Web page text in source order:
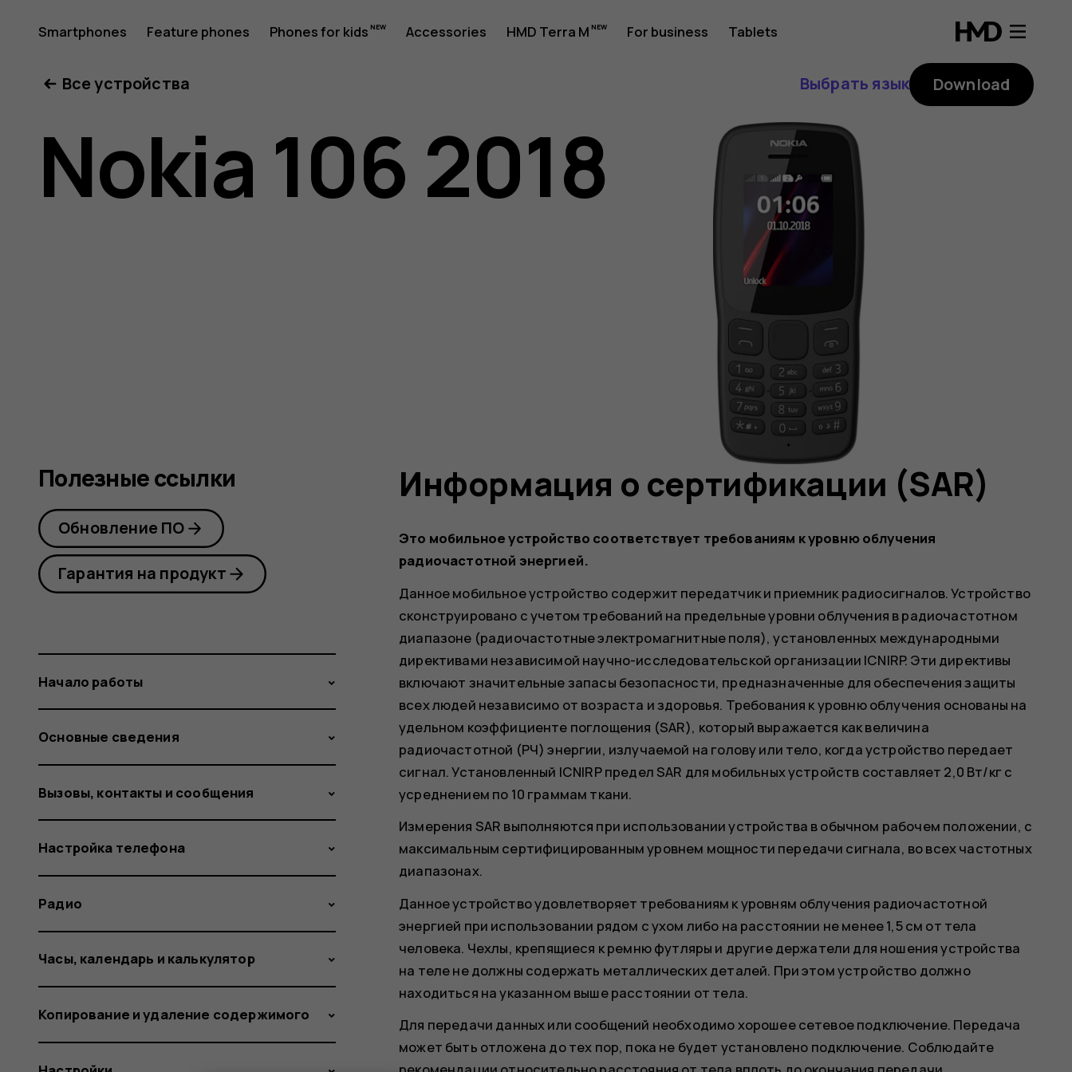
Nokia
106
(2018)
Smartphones Feature phones Phones for kids Accessories HMD Terra M For business Tablets
Все устройства Выбрать язык Download
Nokia 106 2018
Информация о сертификации (SAR)
Это мобильное устройство соответствует требованиям к уровню облучения
радиочастотной энергией.
Данное мобильное устройство содержит передатчик и приемник радиосигналов. Устройство
сконструировано с учетом требований на предельные уровни облучения в радиочастотном
диапазоне (радиочастотные электромагнитные поля), установленных международными
директивами независимой научно-исследовательской организации ICNIRP. Эти директивы
включают значительные запасы безопасности, предназначенные для обеспечения защиты
всех людей независимо от возраста и здоровья. Требования к уровню облучения основаны на
удельном коэффициенте поглощения (SAR), который выражается как величина
радиочастотной (РЧ) энергии, излучаемой на голову или тело, когда устройство передает
сигнал. Установленный ICNIRP предел SAR для мобильных устройств составляет 2,0 Вт/кг с
усреднением по 10 граммам ткани.
Измерения SAR выполняются при использовании устройства в обычном рабочем положении, с
максимальным сертифицированным уровнем мощности передачи сигнала, во всех частотных
диапазонах.
Данное устройство удовлетворяет требованиям к уровням облучения радиочастотной
энергией при использовании рядом с ухом либо на расстоянии не менее 1,5 см от тела
человека. Чехлы, крепящиеся к ремню футляры и другие держатели для ношения устройства
на теле не должны содержать металлических деталей. При этом устройство должно
находиться на указанном выше расстоянии от тела.
Для передачи данных или сообщений необходимо хорошее сетевое подключение. Передача
может быть отложена до тех пор, пока не будет установлено подключение. Соблюдайте
Полезные ссылки
Обновление ПО
Гарантия на продукт
Начало работы
Основные сведения
Вызовы, контакты и сообщения
Настройка телефона
Радио
Часы, календарь и калькулятор
Копирование и удаление содержимого